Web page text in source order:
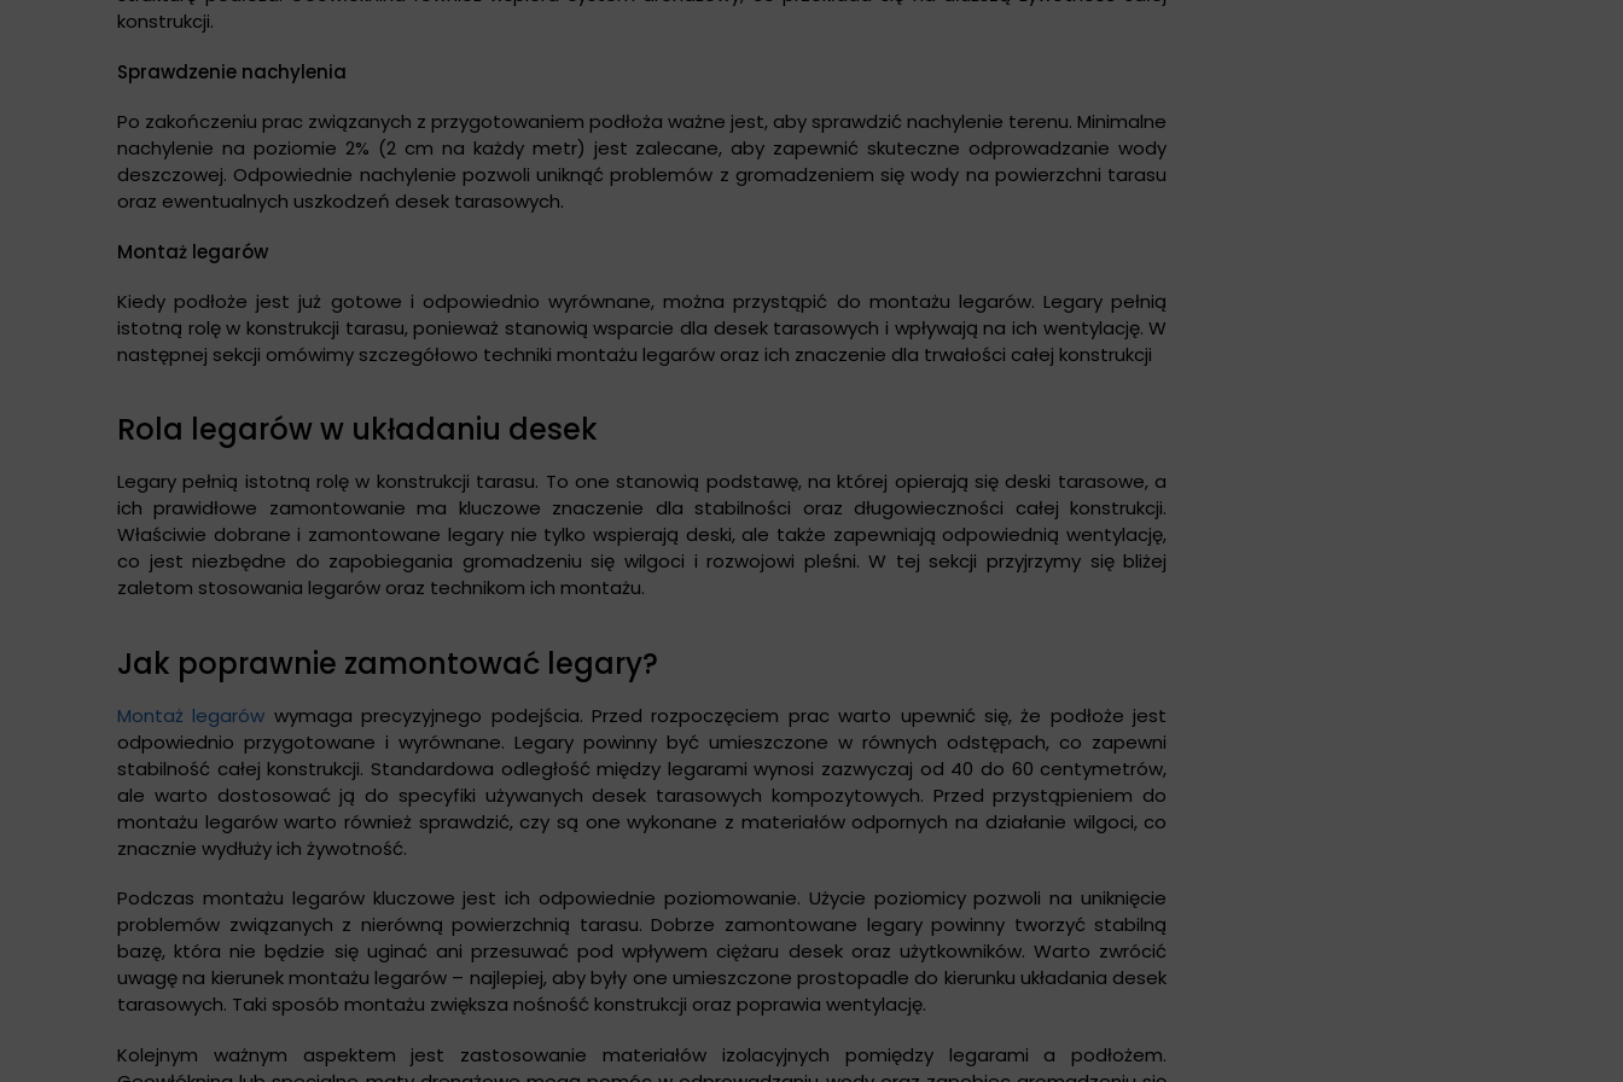
konstrukcji.
Sprawdzenie nachylenia
Po zakończeniu prac związanych z przygotowaniem podłoża ważne jest, aby sprawdzić nachylenie terenu. Minimalne
nachylenie na poziomie 2% (2 cm na każdy metr) jest zalecane, aby zapewnić skuteczne odprowadzanie wody
deszczowej. Odpowiednie nachylenie pozwoli uniknąć problemów z gromadzeniem się wody na powierzchni tarasu
oraz ewentualnych uszkodzeń desek tarasowych.
Montaż legarów
Kiedy podłoże jest już gotowe i odpowiednio wyrównane, można przystąpić do montażu legarów. Legary pełnią
istotną rolę w konstrukcji tarasu, ponieważ stanowią wsparcie dla desek tarasowych i wpływają na ich wentylację. W
następnej sekcji omówimy szczegółowo techniki montażu legarów oraz ich znaczenie dla trwałości całej konstrukcji
Rola legarów w układaniu desek
Legary pełnią istotną rolę w konstrukcji tarasu. To one stanowią podstawę, na której opierają się deski tarasowe, a
ich prawidłowe zamontowanie ma kluczowe znaczenie dla stabilności oraz długowieczności całej konstrukcji.
Właściwie dobrane i zamontowane legary nie tylko wspierają deski, ale także zapewniają odpowiednią wentylację,
co jest niezbędne do zapobiegania gromadzeniu się wilgoci i rozwojowi pleśni. W tej sekcji przyjrzymy się bliżej
zaletom stosowania legarów oraz technikom ich montażu.
Jak poprawnie zamontować legary?
Montaż legarów wymaga precyzyjnego podejścia. Przed rozpoczęciem prac warto upewnić się, że podłoże jest
odpowiednio przygotowane i wyrównane. Legary powinny być umieszczone w równych odstępach, co zapewni
stabilność całej konstrukcji. Standardowa odległość między legarami wynosi zazwyczaj od 40 do 60 centymetrów,
ale warto dostosować ją do specyfiki używanych desek tarasowych kompozytowych. Przed przystąpieniem do
montażu legarów warto również sprawdzić, czy są one wykonane z materiałów odpornych na działanie wilgoci, co
znacznie wydłuży ich żywotność.
Podczas montażu legarów kluczowe jest ich odpowiednie poziomowanie. Użycie poziomicy pozwoli na uniknięcie
problemów związanych z nierówną powierzchnią tarasu. Dobrze zamontowane legary powinny tworzyć stabilną
bazę, która nie będzie się uginać ani przesuwać pod wpływem ciężaru desek oraz użytkowników. Warto zwrócić
uwagę na kierunek montażu legarów – najlepiej, aby były one umieszczone prostopadle do kierunku układania desek
tarasowych. Taki sposób montażu zwiększa nośność konstrukcji oraz poprawia wentylację.
Kolejnym ważnym aspektem jest zastosowanie materiałów izolacyjnych pomiędzy legarami a podłożem.